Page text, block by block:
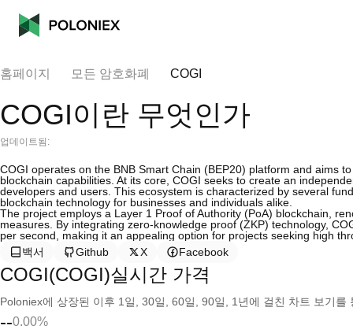
홈페이지 모든 암호화폐 COGI
COGI이란 무엇인가
업데이트됨:
COGI operates on the BNB Smart Chain (BEP20) platform and aims
blockchain capabilities. At its core, COGI seeks to create an
developers and users. This ecosystem is characterized by several
blockchain technology for businesses and individuals alike.
The project employs a Layer 1 Proof of Authority (PoA) blockchain,
measures. By integrating zero-knowledge proof (ZKP) technology,
per second, making it an appealing option for projects seeking high
백서
Github X Facebook
COGI(COGI)실시간 가격
Poloniex에 상장된 이후 1일, 30일, 60일, 90일, 1년에 걸친 차트 보기
--0.00%